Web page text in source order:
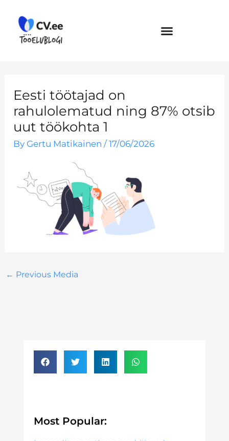
content
Eesti töötajad on
rahulolematud ning 87% otsib
uut töökohta 1
By Gertu Matikainen/17/06/2026
← Previous Media
Most Popular: